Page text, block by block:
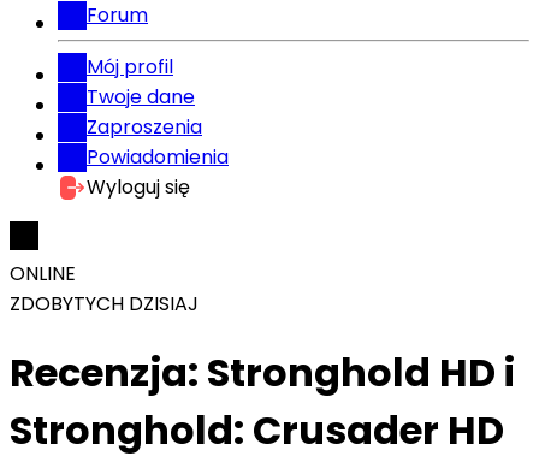
Forum
Mój profil
Twoje dane
Zaproszenia
Powiadomienia
Wyloguj się
ONLINE
ZDOBYTYCH DZISIAJ
Recenzja: Stronghold HD i
Stronghold: Crusader HD